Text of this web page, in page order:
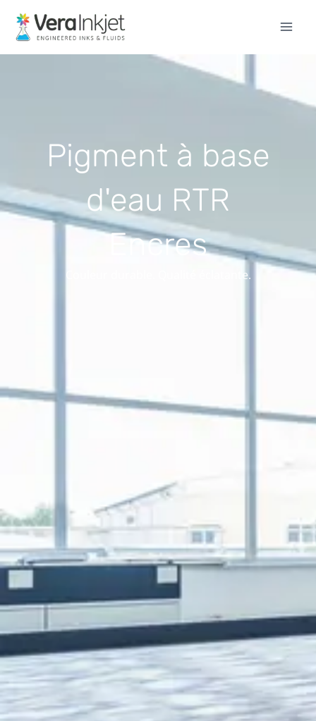
contenu
Pigment à base
d'eau RTR
Encres
Couleur durable. Qualité éclatante.